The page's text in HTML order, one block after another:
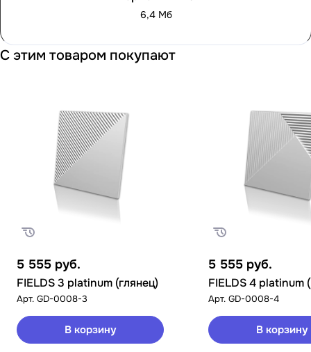
6,4 Мб
С этим товаром покупают
5 555 руб.
FIELDS 3 platinum (глянец)
Арт. GD-0008-3
В корзину
5 555 руб.
FIELDS 4 platinum
Арт. GD-0008-4
В корзину